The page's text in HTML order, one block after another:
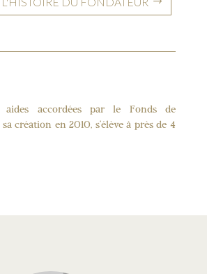
aides accordées par le Fonds de
création en 2010, s’élève à près de 4